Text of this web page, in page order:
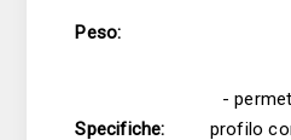
Peso:
Specifiche:
-
profilo